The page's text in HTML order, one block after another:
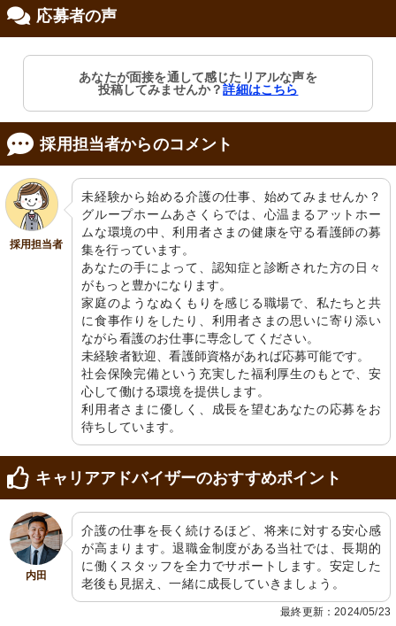
応募者の声
あなたが面接を通して感じたリアルな声を
投稿してみませんか？詳細はこちら
採用担当者からのコメント
採用担当者
未経験から始める介護の仕事、始めてみませんか？
グループホームあさくらでは、心温まるアットホー
ムな環境の中、利用者さまの健康を守る看護師の募
集を行っています。
あなたの手によって、認知症と診断された方の日々
がもっと豊かになります。
家庭のようなぬくもりを感じる職場で、私たちと共
に食事作りをしたり、利用者さまの思いに寄り添い
ながら看護のお仕事に専念してください。
未経験者歓迎、看護師資格があれば応募可能です。
社会保険完備という充実した福利厚生のもとで、安
心して働ける環境を提供します。
利用者さまに優しく、成長を望むあなたの応募をお
待ちしています。
キャリアアドバイザーのおすすめポイント
内田
介護の仕事を長く続けるほど、将来に対する安心感
が高まります。退職金制度がある当社では、長期的
に働くスタッフを全力でサポートします。安定した
老後も見据え、一緒に成長していきましょう。
最終更新：2024/05/23